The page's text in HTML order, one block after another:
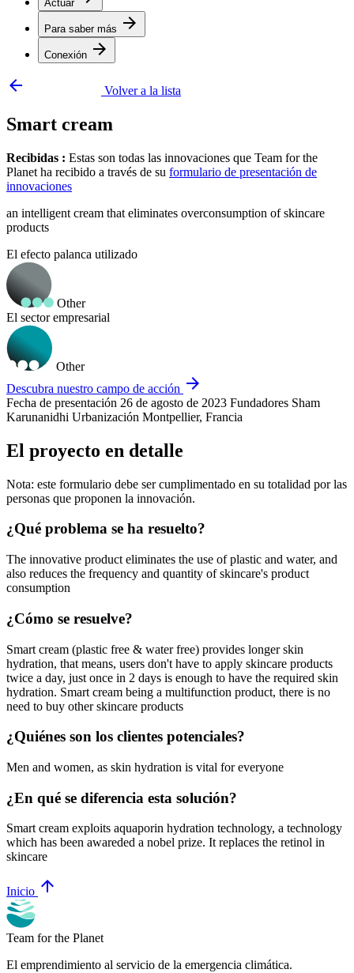
Actuar
Para saber más arrow_forward
Conexión arrow_forward
arrow_backward
Volver a la lista
Smart cream
Recibidas : Estas son todas las innovaciones que Team for the
Planet ha recibido a través de su formulario de presentación de
innovaciones
an intelligent cream that eliminates overconsumption of skincare
products
El efecto palanca utilizado
Other
El sector empresarial
Other
Descubra nuestro campo de acción arrow_forward
Fecha de presentación 26 de agosto de 2023 Fundadores Sham
Karunanidhi Urbanización Montpellier, Francia
El proyecto en detalle
Nota: este formulario debe ser cumplimentado en su totalidad por las
personas que proponen la innovación.
¿Qué problema se ha resuelto?
The innovative product eliminates the use of plastic and water, and
also reduces the frequency and quantity of skincare's product
consumption
¿Cómo se resuelve?
Smart cream (plastic free & water free) provides longer skin
hydration, that means, users don't have to apply skincare products
twice a day, just once in 2 days is enough to have the required skin
hydration. Smart cream being a multifunction product, there is no
need to buy other skincare products
¿Quiénes son los clientes potenciales?
Men and women, as skin hydration is vital for everyone
¿En qué se diferencia esta solución?
Smart cream exploits aquaporin hydration technology, a technology
which has been awareded a nobel prize. It replaces the retinol in
skincare
Inicio arrow_upward
Team for the Planet
El emprendimiento al servicio de la emergencia climática.